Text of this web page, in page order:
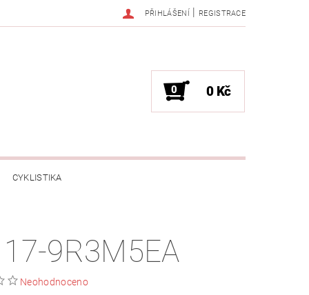
PŘIHLÁŠENÍ | REGISTRACE
0 0 Kč
CYKLISTIKA
/ PÁRTY / VYSTOUPENÍ
POČÍTAČE / NOTEBOOKY
9R3M5EA
Neohodnoceno